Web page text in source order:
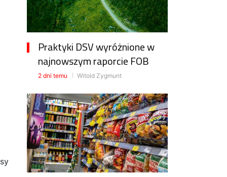
Praktyki DSV wyróżnione w
najnowszym raporcie FOB
2 dni temu Witold Zygmunt